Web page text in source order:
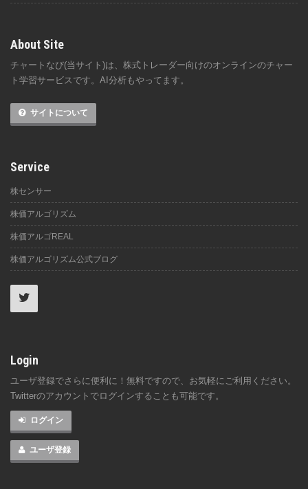
About Site
チャートなび(当サイト)は、株式トレーダー向けのオンラインのチャー
ト学習サービスです。AI分析もやってます。
サイトについて
Service
株センサー
株価アルゴリズム
株価アルゴREAL
株価アルゴリズム公式ブログ
Login
ユーザ登録でさらに便利に！無料ですので、お気軽にご利用ください。
Twitterのアカウントでログインすることも可能です。
ログイン
ユーザ登録